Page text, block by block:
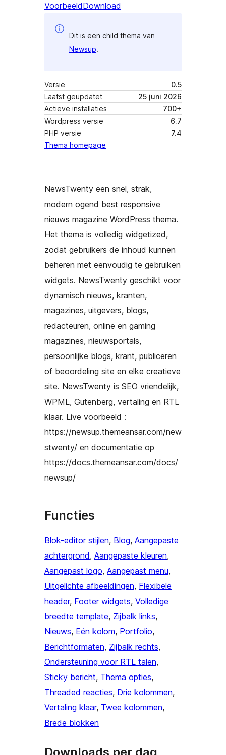
VoorbeeldDownload
Dit is een child thema van
Newsup.
Versie
0.5
Laatst geüpdatet
25 juni 2026
Actieve installaties
700+
Wordpress versie
6.7
PHP versie
7.4
Thema homepage
NewsTwenty een snel, strak,
modern ogend best responsive
nieuws magazine WordPress thema.
Het thema is volledig widgetized,
zodat gebruikers de inhoud kunnen
beheren met eenvoudig te gebruiken
widgets. NewsTwenty geschikt voor
dynamisch nieuws, kranten,
magazines, uitgevers, blogs,
redacteuren, online en gaming
magazines, nieuwsportals,
persoonlijke blogs, krant, publiceren
of beoordeling site en elke creatieve
site. NewsTwenty is SEO vriendelijk,
WPML, Gutenberg, vertaling en RTL
klaar. Live voorbeeld :
https://newsup.themeansar.com/new
stwenty/ en documentatie op
https://docs.themeansar.com/docs/
newsup/
Functies
Blok-editor stijlen, Blog, Aangepaste
achtergrond, Aangepaste kleuren
Aangepast logo, Aangepast menu
Uitgelichte afbeeldingen, Flexibele
header, Footer widgets, Volledige
breedte template, Zijbalk links
Nieuws, Eén kolom, Portfolio
Berichtformaten, Zijbalk rechts
Ondersteuning voor RTL talen
Sticky bericht, Thema opties
Threaded reacties, Drie kolommen
Vertaling klaar, Twee kolommen
Brede blokken